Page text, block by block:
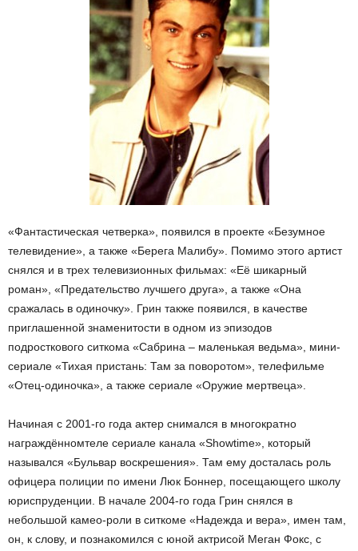
«Фантастическая четверка», появился в проекте «Безумное
телевидение», а также «Берега Малибу». Помимо этого артист
снялся и в трех телевизионных фильмах: «Её шикарный
роман», «Предательство лучшего друга», а также «Она
сражалась в одиночку». Грин также появился, в качестве
приглашенной знаменитости в одном из эпизодов
подросткового ситкома «Сабрина – маленькая ведьма», мини-
сериале «Тихая пристань: Там за поворотом», телефильме
«Отец-одиночка», а также сериале «Оружие мертвеца».
Начиная с 2001-го года актер снимался в многократно
награждённомтеле сериале канала «Showtime», который
назывался «Бульвар воскрешения». Там ему досталась роль
офицера полиции по имени Люк Боннер, посещающего школу
юриспруденции. В начале 2004-го года Грин снялся в
небольшой камео-роли в ситкоме «Надежда и вера», имен там,
он, к слову, и познакомился с юной актрисой Меган Фокс, с